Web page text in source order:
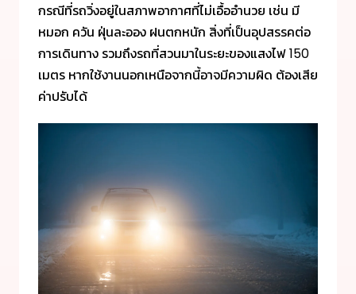
กรณีที่รถวิ่งอยู่ในสภาพอากาศที่ไม่เอื้ออำนวย เช่น มี
หมอก ควัน ฝุ่นละออง ฝนตกหนัก สิ่งที่เป็นอุปสรรคต่อ
การเดินทาง รวมถึงรถที่สวนมาในระยะของแสงไฟ 150
เมตร หากใช้งานนอกเหนือจากนี้อาจมีความผิด ต้องเสีย
ค่าปรับได้